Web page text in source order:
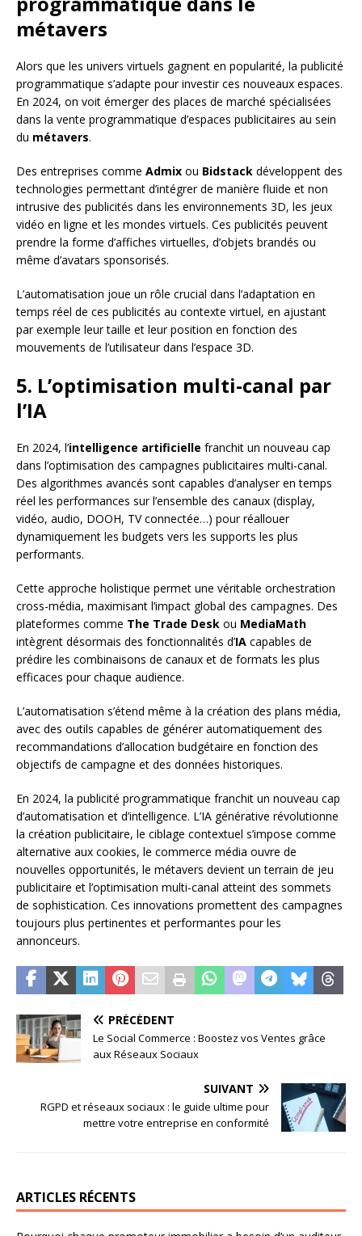
métavers
Alors que les univers virtuels gagnent en popularité, la publicité
programmatique s’adapte pour investir ces nouveaux espaces.
En 2024, on voit émerger des places de marché spécialisées
dans la vente programmatique d’espaces publicitaires au sein
du métavers.
Des entreprises comme Admix ou Bidstack développent des
technologies permettant d’intégrer de manière fluide et non
intrusive des publicités dans les environnements 3D, les jeux
vidéo en ligne et les mondes virtuels. Ces publicités peuvent
prendre la forme d’affiches virtuelles, d’objets brandés ou
même d’avatars sponsorisés.
L’automatisation joue un rôle crucial dans l’adaptation en
temps réel de ces publicités au contexte virtuel, en ajustant
par exemple leur taille et leur position en fonction des
mouvements de l’utilisateur dans l’espace 3D.
5. L’optimisation multi-canal par
l’IA
En 2024, l’intelligence artificielle franchit un nouveau cap
dans l’optimisation des campagnes publicitaires multi-canal.
Des algorithmes avancés sont capables d’analyser en temps
réel les performances sur l’ensemble des canaux (display,
vidéo, audio, DOOH, TV connectée…) pour réallouer
dynamiquement les budgets vers les supports les plus
performants.
Cette approche holistique permet une véritable orchestration
cross-média, maximisant l’impact global des campagnes. Des
plateformes comme The Trade Desk ou MediaMath
intègrent désormais des fonctionnalités d’IA capables de
prédire les combinaisons de canaux et de formats les plus
efficaces pour chaque audience.
L’automatisation s’étend même à la création des plans média,
avec des outils capables de générer automatiquement des
recommandations d’allocation budgétaire en fonction des
objectifs de campagne et des données historiques.
En 2024, la publicité programmatique franchit un nouveau cap
d’automatisation et d’intelligence. L’IA générative révolutionne
la création publicitaire, le ciblage contextuel s’impose comme
alternative aux cookies, le commerce média ouvre de
nouvelles opportunités, le métavers devient un terrain de jeu
publicitaire et l’optimisation multi-canal atteint des sommets
de sophistication. Ces innovations promettent des campagnes
toujours plus pertinentes et performantes pour les
annonceurs.
PRÉCÉDENT
Le Social Commerce : Boostez vos Ventes grâce
aux Réseaux Sociaux
SUIVANT
RGPD et réseaux sociaux : le guide ultime pour
mettre votre entreprise en conformité
ARTICLES RÉCENTS